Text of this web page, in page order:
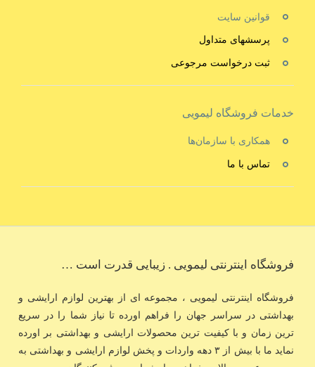
قوانین سایت
پرسشهای متداول
ثبت درخواست مرجوعی
خدمات فروشگاه لیمویی
همکاری با سازمان‌ها
تماس با ما
فروشگاه اینترنتی لیمویی . زیبایی قدرت است …
فروشگاه اینترنتی لیمویی ، مجموعه ای از بهترین لوازم ارایشی و
بهداشتی در سراسر جهان را فراهم اورده تا نیاز شما را در سریع
ترین زمان و با کیفیت ترین محصولات ارایشی و بهداشتی بر اورده
نماید ما با بیش از ۳ دهه واردات و پخش لوازم ارایشی و بهداشتی به